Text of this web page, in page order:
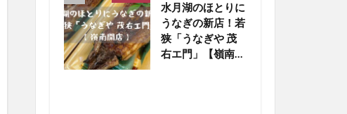
ト】
水月湖のほとりに
うなぎの新店！若
狭「うなぎや 茂
右エ門」【嶺南開